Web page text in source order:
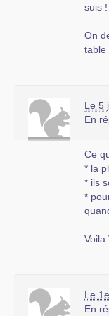
suis
On
table
Le 5
En
Ce
* la
* ils
*
Voila
Le
En